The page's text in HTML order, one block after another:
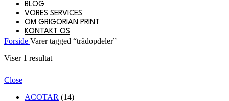
BLOG
VORES SERVICES
OM GRIGORIAN PRINT
KONTAKT OS
Forside Varer tagged “trådopdeler”
Viser 1 resultat
Close
ACOTAR (14)